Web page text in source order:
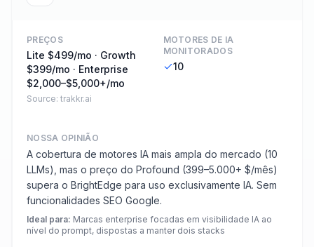
PREÇOS
Lite $499/mo · Growth
$399/mo · Enterprise
$2,000–$5,000+/mo
Source: trakkr.ai
MOTORES DE IA
MONITORADOS
10
NOSSA OPINIÃO
A cobertura de motores IA mais ampla do mercado (10
LLMs), mas o preço do Profound (399–5.000+ $/mês)
supera o BrightEdge para uso exclusivamente IA. Sem
funcionalidades SEO Google.
Ideal para: Marcas enterprise focadas em visibilidade IA ao
nível do prompt, dispostas a manter dois stacks